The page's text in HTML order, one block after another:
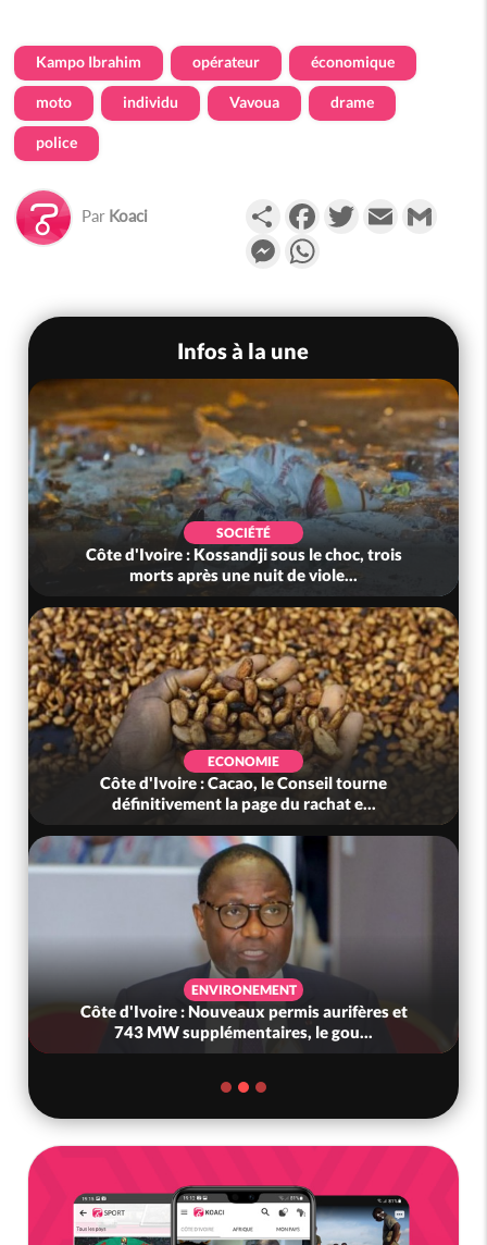
Kampo Ibrahim opérateur économique
moto individu Vavoua drame
police
Par Koaci PartagerFacebookTwitterEmail
Messenger
Infos à la une
SOCIÉTÉ
Côte d'Ivoire : Kossandji sous le choc, trois
morts après une nuit de viole...
ECONOMIE
Côte d'Ivoire : Cacao, le Conseil tourne
définitivement la page du rachat e...
ENVIRONEMENT
Côte d'Ivoire : Nouveaux permis aurifères et
743 MW supplémentaires, le gou...